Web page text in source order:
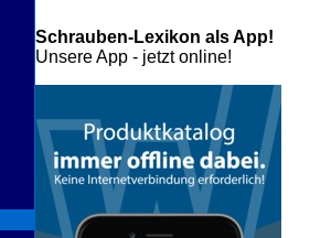
Schrauben-Lexikon als App!
Unsere App - jetzt online!